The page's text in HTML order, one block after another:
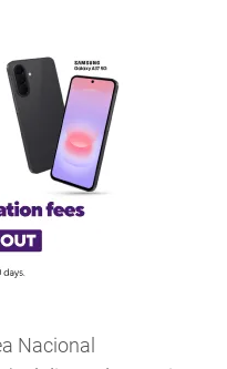
Nacional